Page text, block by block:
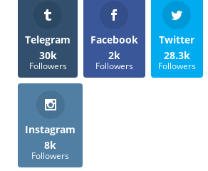
Telegram
30k
Followers
Facebook
2k
Followers
Twitter
28.3k
Followers
Instagram
8k
Followers